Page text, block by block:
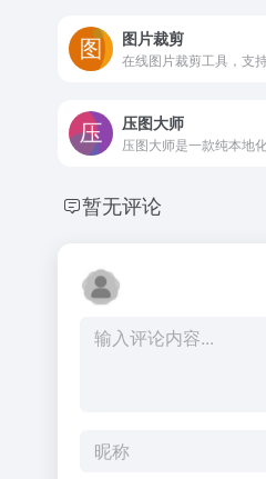
图片裁剪
压图大师
暂无评论